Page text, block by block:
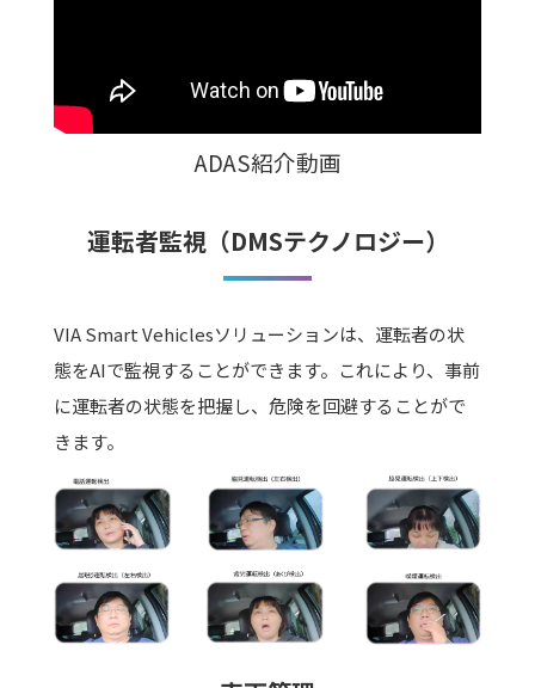
ADAS紹介動画
運転者監視（DMSテクノロジー）
VIA Smart Vehiclesソリューションは、運転者の状
態をAIで監視することができます。これにより、事前
に運転者の状態を把握し、危険を回避することがで
きます。